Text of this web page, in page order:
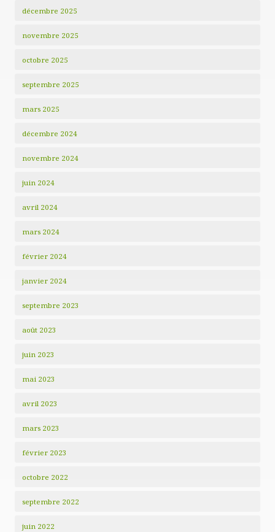
décembre 2025
novembre 2025
octobre 2025
septembre 2025
mars 2025
décembre 2024
novembre 2024
juin 2024
avril 2024
mars 2024
février 2024
janvier 2024
septembre 2023
août 2023
juin 2023
mai 2023
avril 2023
mars 2023
février 2023
octobre 2022
septembre 2022
juin 2022